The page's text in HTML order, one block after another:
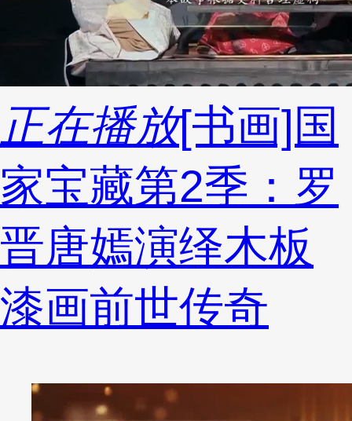
正在播放[书画]国
家宝藏第2季：罗
晋唐嫣演绎木板
漆画前世传奇